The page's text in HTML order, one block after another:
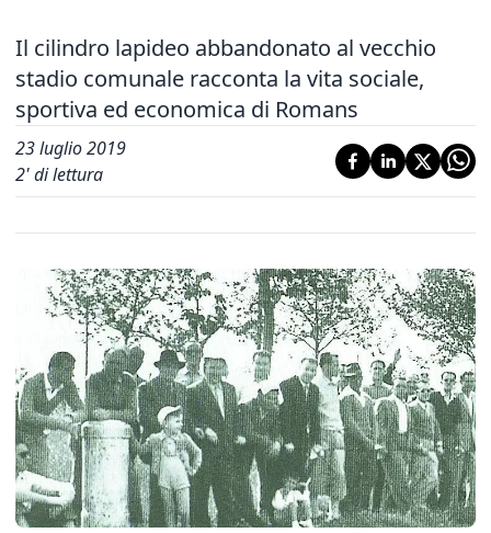
Il cilindro lapideo abbandonato al vecchio
stadio comunale racconta la vita sociale,
sportiva ed economica di Romans
23 luglio 2019
2' di lettura